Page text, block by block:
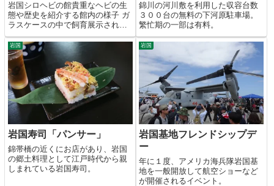
岩国シロヘビの館貴重なヘビの生
態や歴史を紹介する館内の様子 ガ
ラスケースの中で飼育展示されて
いるシロヘビ 活発に動き回るヘビ
もいて間近で観察が可能 金運アッ
プや開運グッズを販売するミュー
ジアムショップ 岩国の観光ガイド
マップコメント１９７２...
錦川の河川敷を利用した収容台数
３００台の無料の下河原駐車場。
繁忙期の一部は有料。
岩国
岩国寿司「パンサー」
錦帯橋の近くにお店があり、岩国
の郷土料理として江戸時代から親
しまれている岩国寿司。
岩国
岩国基地フレンドシップデ
ー
年に１度、アメリカ海兵隊岩国基
地を一般開放して航空ショーなど
が開催されるイベント。